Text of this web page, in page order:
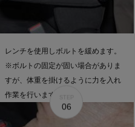
レンチを使用しボルトを緩めます。
※ボルトの固定が固い場合がありま
すが、体重を掛けるように力を入れ
作業を行います。
06